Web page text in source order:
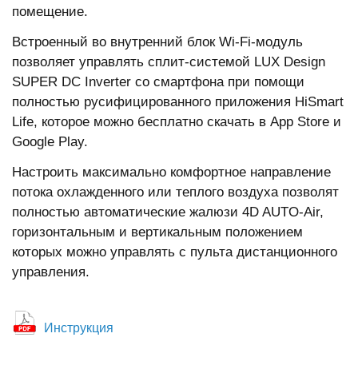
помещение.
Встроенный во внутренний блок Wi-Fi-модуль
позволяет управлять сплит-системой LUX Design
SUPER DC Inverter со смартфона при помощи
полностью русифицированного приложения HiSmart
Life, которое можно бесплатно скачать в App Store и
Google Play.
Настроить максимально комфортное направление
потока охлажденного или теплого воздуха позволят
полностью автоматические жалюзи 4D AUTO-Air,
горизонтальным и вертикальным положением
которых можно управлять с пульта дистанционного
управления.
Инструкция